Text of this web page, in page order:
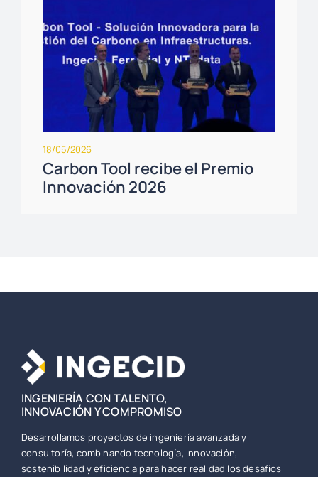
18/05/2026
Carbon Tool recibe el Premio
Innovación 2026
INGENIERÍA CON TALENTO,
INNOVACIÓN Y COMPROMISO
Desarrollamos proyectos de ingeniería avanzada y
consultoría, combinando tecnología, innovación,
sostenibilidad y eficiencia para hacer realidad los desafíos